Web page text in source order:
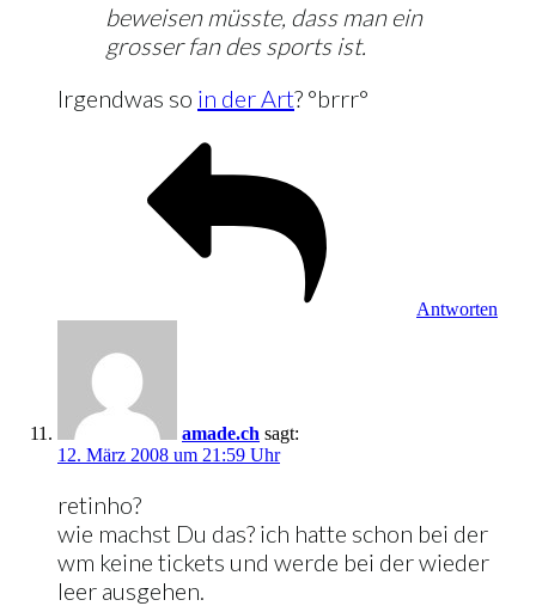
beweisen müsste, dass man ein
grosser fan des sports ist.
Irgendwas so in der Art? °brrr°
Antworten
amade.ch sagt:
12. März 2008 um 21:59 Uhr
retinho?
wie machst Du das? ich hatte schon bei der
wm keine tickets und werde bei der wieder
leer ausgehen.